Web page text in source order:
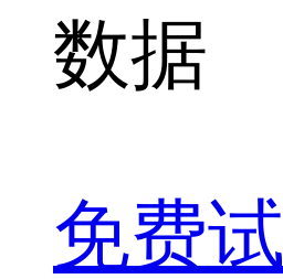
数据
免费试